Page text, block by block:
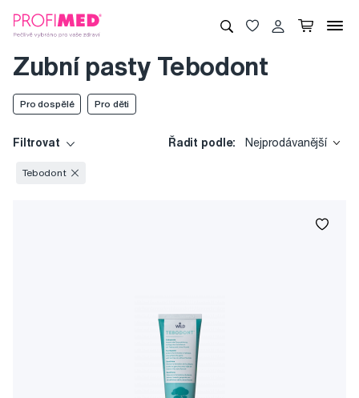
Zubní pasty Tebodont
Pro dospělé Pro děti
Filtrovat Řadit podle: Nejprodávanější
Tebodont